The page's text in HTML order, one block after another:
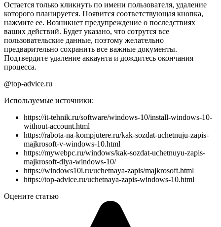
Остается только кликнуть по имени пользователя, удаление
которого планируется. Появится соответствующая кнопка,
нажмите ее. Возникнет предупреждение о последствиях
ваших действий. Будет указано, что сотрутся все
пользовательские данные, поэтому желательно
предварительно сохранить все важные документы.
Подтвердите удаление аккаунта и дождитесь окончания
процесса.
@top-advice.ru
Используемые источники:
https://it-tehnik.ru/software/windows-10/install-windows-10-
without-account.html
https://rabota-na-kompjutere.ru/kak-sozdat-uchetnuju-zapis-
majkrosoft-v-windows-10.html
https://mywebpc.ru/windows/kak-sozdat-uchetnuyu-zapis-
majkrosoft-dlya-windows-10/
https://windows10i.ru/uchetnaya-zapis/majkrosoft.html
https://top-advice.ru/uchetnaya-zapis-windows-10.html
Оцените статью